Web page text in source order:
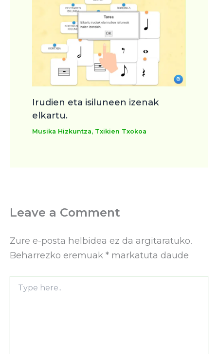
Irudien eta isiluneen izenak
elkartu.
Musika Hizkuntza, Txikien Txokoa
Leave a Comment
Zure e-posta helbidea ez da argitaratuko.
Beharrezko eremuak * markatuta daude
here..